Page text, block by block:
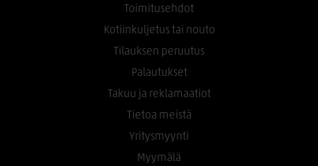
Toimitusehdot
Kotiinkuljetus tai nouto
Tilauksen peruutus
Palautukset
Takuu ja reklamaatiot
Tietoa meistä
Yritysmyynti
Myymälä